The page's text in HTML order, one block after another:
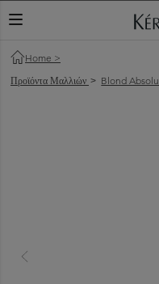
ΕΝΑΛΛΑΓΉ ΠΕΡΙΉΓΗΣΗΣ
Home >
Προϊόντα Μαλλιών > Blond Absolu